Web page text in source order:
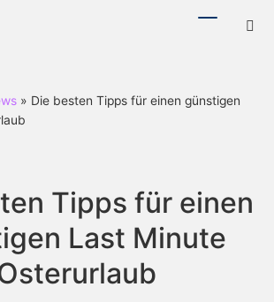
» Die besten Tipps für einen günstigen
Tipps für einen
Last Minute